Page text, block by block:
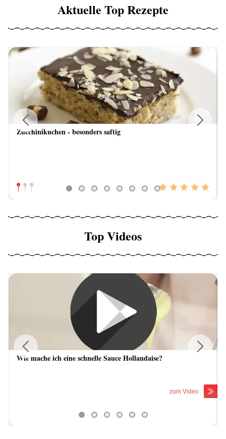
Aktuelle Top Rezepte
Zucchinikuchen - besonders saftig
Previous
Top Videos
Wie mache ich eine schnelle Sauce Hollandaise?
zum Video
Previous